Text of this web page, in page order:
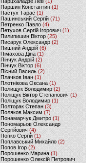
Паршин Константин(1)
Пастух Тарас (1)
Пашинський Сергій (71)
Петренко Павло (4)
Петухов Сергій Ігорович (1)
Пилипишин Віктор(25)
Писарук Олександр(2)
Пишний Андрій (6)
Пімахова Діна(1)
Пінчук Андрій(2)
Пінчук Віктор (6)
Пісний Василь (2)
Плачков Іван(1)
Плотнікова Оксана (1)
Полищук Володимир(2)
Поліщук Віктор Степанович(1)
Поліщук Володимир (1)
Полторак Степан(3)
Поляков Максим (7)
Понамарчук Дмитро (1)
Пономарьов Олександр
Сергійович(4)
Попко Сергій (1)
Поплавський Михайло (2)
Попов Ігор(2)
Порошенко Марина (1)
Порошенко Олексій Петрович